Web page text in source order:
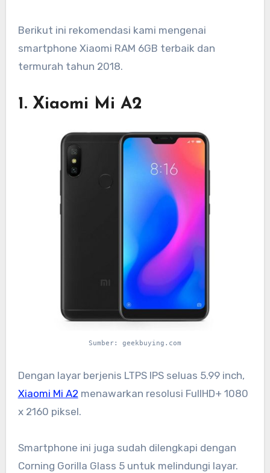
Berikut ini rekomendasi kami mengenai
smartphone Xiaomi RAM 6GB terbaik dan
termurah tahun 2018.
1. Xiaomi Mi A2
Sumber: geekbuying.com
Dengan layar berjenis LTPS IPS seluas 5.99 inch,
Xiaomi Mi A2 menawarkan resolusi FullHD+ 1080
x 2160 piksel.
Smartphone ini juga sudah dilengkapi dengan
Corning Gorilla Glass 5 untuk melindungi layar.